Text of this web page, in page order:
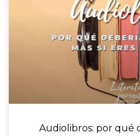
Audiolibros: por qué